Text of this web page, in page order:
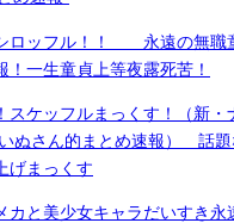
ロッフル！！ 永遠の無職
！一生童貞上等夜露死苦！
スケッフルまっくす！（新・
ぬさん的まとめ速報） 話題
げまっくす
カと美少女キャラだいすき永